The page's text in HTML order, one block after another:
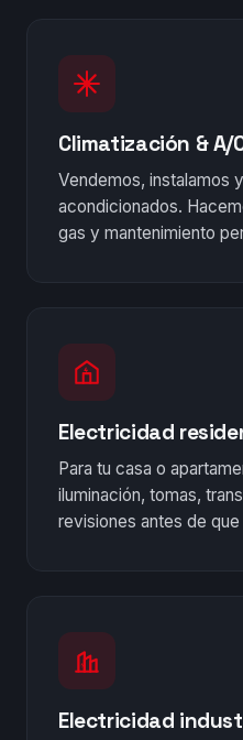
Climatización & A/
Vendemos, instalamos
acondicionados.
gas y mantenimiento
Electricidad
Para tu casa o
iluminación, tomas,
revisiones antes de
Electricidad